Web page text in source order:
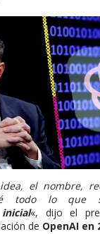
el nombre,
todo lo que
«, dijo el
de OpenAI en